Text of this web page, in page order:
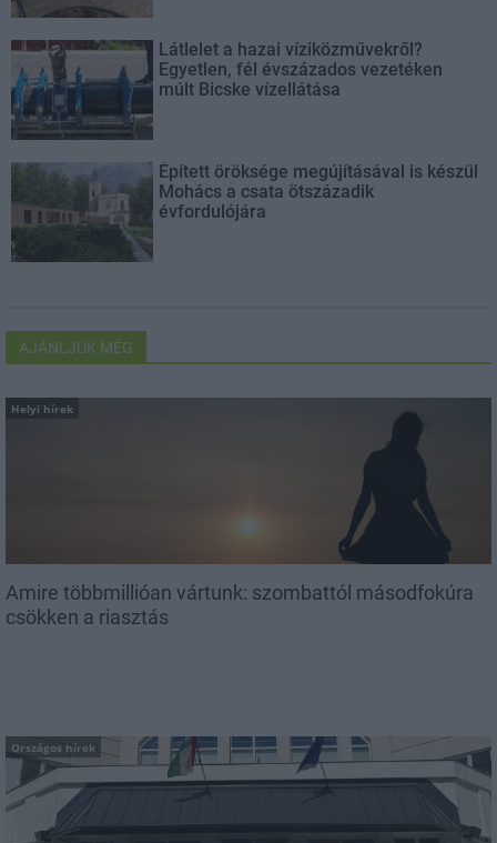
Látlelet a hazai víziközművekről?
Egyetlen, fél évszázados vezetéken
múlt Bicske vízellátása
Épített öröksége megújításával is készül
Mohács a csata ötszázadik
évfordulójára
AJÁNLJUK MÉG
Helyi hírek
Amire többmillióan vártunk: szombattól másodfokúra
csökken a riasztás
Országos hírek